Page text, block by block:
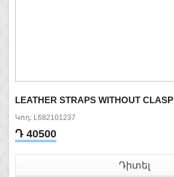
LEATHER STRAPS WITHOUT CLASP
Կոդ: L682101237
Դ 40500
Դիտել